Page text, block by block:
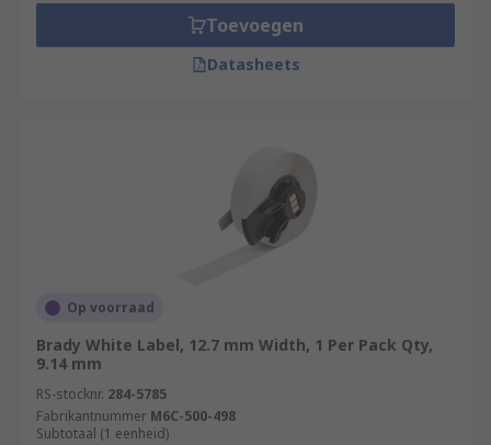
Toevoegen
Datasheets
Op voorraad
Brady White Label, 12.7 mm Width, 1 Per Pack Qty,
9.14 mm
RS-stocknr. 284-5785
Fabrikantnummer M6C-500-498
Subtotaal (1 eenheid)